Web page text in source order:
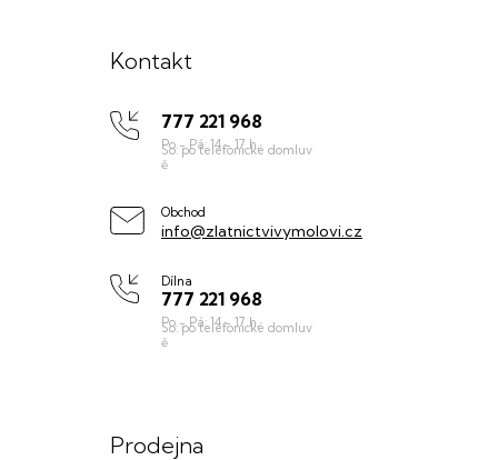
Kontakt
777 221 968
Obchod
info@zlatnictvivymolovi.cz
Dílna
777 221 968
Prodejna